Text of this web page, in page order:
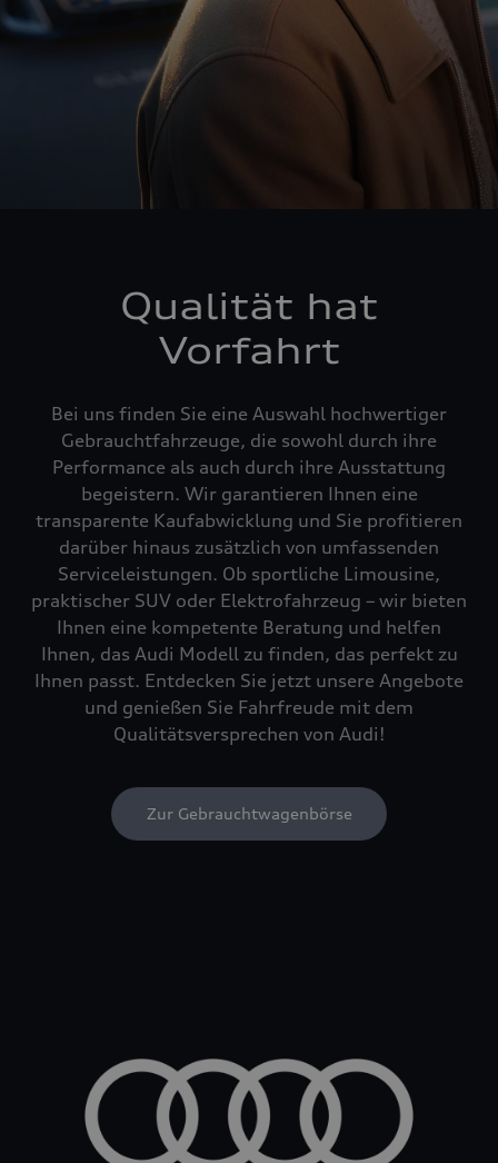
Qualität hat
Vorfahrt
Bei uns finden Sie eine Auswahl hochwertiger
Gebrauchtfahrzeuge, die sowohl durch ihre
Performance als auch durch ihre Ausstattung
begeistern. Wir garantieren Ihnen eine
transparente Kaufabwicklung und Sie profitieren
darüber hinaus zusätzlich von umfassenden
Serviceleistungen. Ob sportliche Limousine,
praktischer SUV oder Elektrofahrzeug – wir bieten
Ihnen eine kompetente Beratung und helfen
Ihnen, das Audi Modell zu finden, das perfekt zu
Ihnen passt. Entdecken Sie jetzt unsere Angebote
und genießen Sie Fahrfreude mit dem
Qualitätsversprechen von Audi!
Zur Gebrauchtwagenbörse